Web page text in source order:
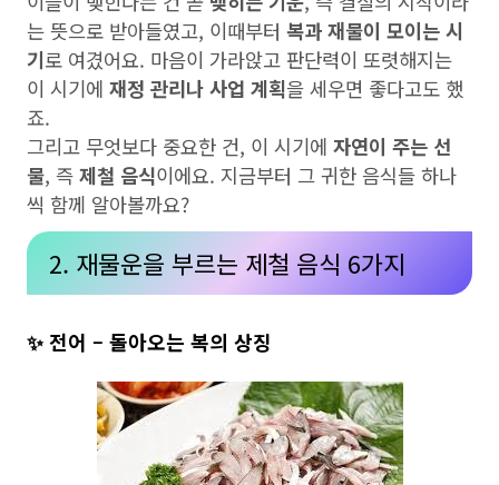
는 뜻으로 받아들였고, 이때부터 복과 재물이 모이는 시
기로 여겼어요. 마음이 가라앉고 판단력이 또렷해지는
이 시기에 재정 관리나 사업 계획을 세우면 좋다고도 했
죠.
그리고 무엇보다 중요한 건, 이 시기에 자연이 주는 선
물, 즉 제철 음식이에요. 지금부터 그 귀한 음식들 하나
씩 함께 알아볼까요?
2. 재물운을 부르는 제철 음식 6가지
✨ 전어 – 돌아오는 복의 상징